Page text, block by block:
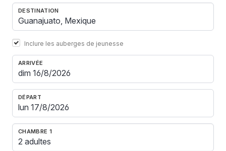
DESTINATION
Inclure les auberges de jeunesse
ARRIVÉE
DÉPART
CHAMBRE 1
2 adultes